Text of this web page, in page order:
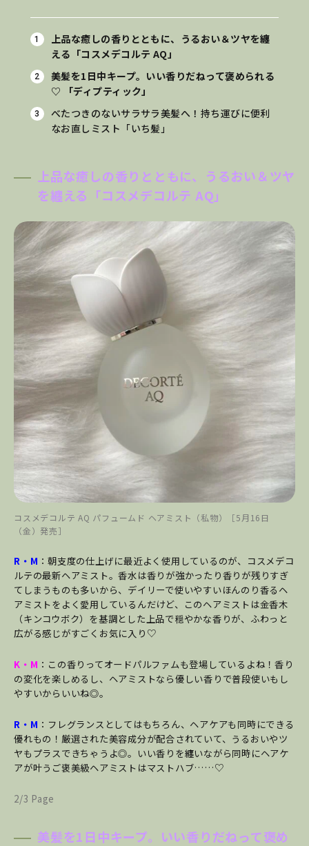
上品な癒しの香りとともに、うるおい＆ツヤを纏
える「コスメデコルテ AQ」
美髪を1日中キープ。いい香りだねって褒められる
♡ 「ディプティック」
べたつきのないサラサラ美髪へ！持ち運びに便利
なお直しミスト「いち髪」
上品な癒しの香りとともに、うるおい＆ツヤ
を纏える「コスメデコルテ AQ」
コスメデコルテ AQ パフュームド ヘアミスト（私物）［5月16日
（金）発売］
R・M ：朝支度の仕上げに最近よく使用しているのが、コスメデコ
ルテの最新ヘアミスト。香水は香りが強かったり香りが残りすぎ
てしまうものも多いから、デイリーで使いやすいほんのり香るヘ
アミストをよく愛用しているんだけど、このヘアミストは金香木
（キンコウボク）を基調とした上品で穏やかな香りが、ふわっと
広がる感じがすごくお気に入り♡
K・M ：この香りってオードパルファムも登場しているよね！香り
の変化を楽しめるし、ヘアミストなら優しい香りで普段使いもし
やすいからいいね◎。
R・M ：フレグランスとしてはもちろん、ヘアケアも同時にできる
優れもの！厳選された美容成分が配合されていて、うるおいやツ
ヤもプラスできちゃうよ◎。いい香りを纏いながら同時にヘアケ
アが叶うご褒美級ヘアミストはマストハブ……♡
2/3 Page
美髪を1日中キープ。いい香りだねって褒め